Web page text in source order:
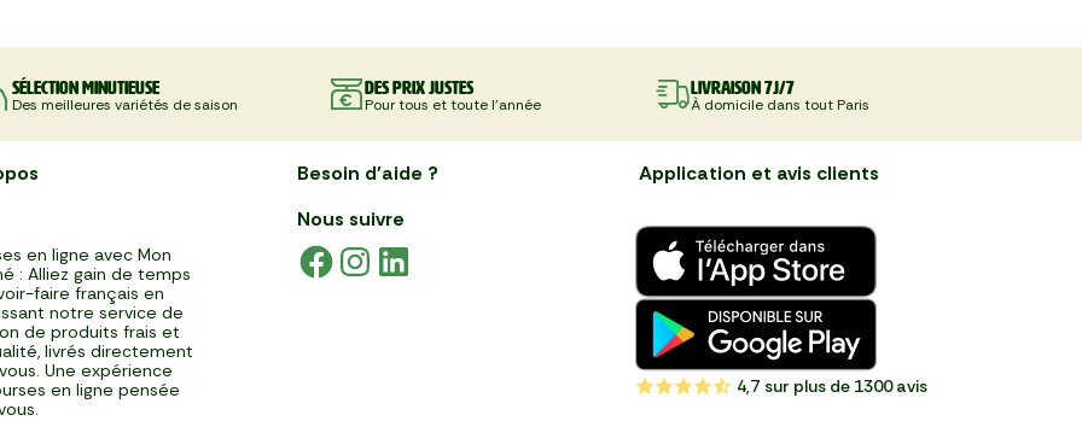
Sélection minutieuse
Des meilleures variétés de saison
Des prix justes
Pour tous et toute l'année
Livraison 7J/7
À domicile dans tout Paris
en ligne avec Mon
: Alliez gain de temps
faire français en
notre service de
de produits frais et
livrés directement
Une expérience
en ligne pensée
Besoin d'aide ?
Nous suivre
Application et avis clients
4,7 sur plus de 1300 avis